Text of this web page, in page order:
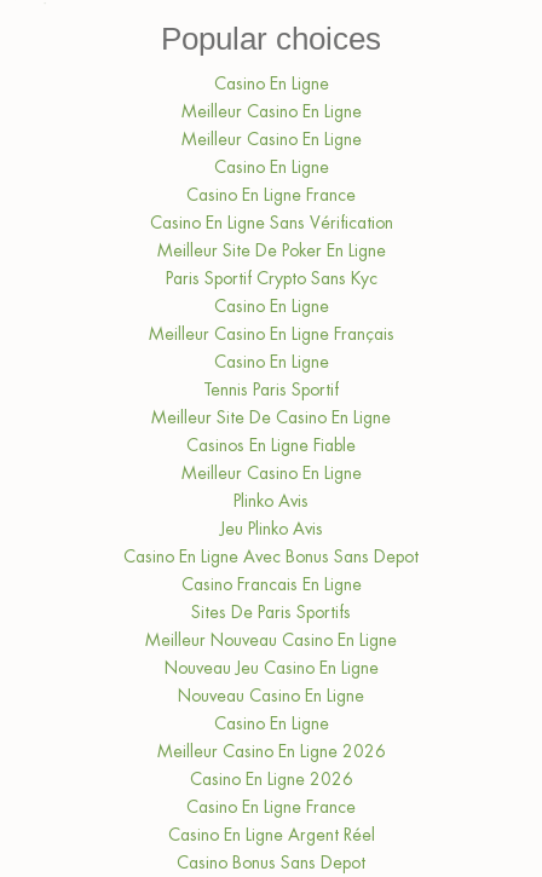
Popular choices
Casino En Ligne
Meilleur Casino En Ligne
Meilleur Casino En Ligne
Casino En Ligne
Casino En Ligne France
Casino En Ligne Sans Vérification
Meilleur Site De Poker En Ligne
Paris Sportif Crypto Sans Kyc
Casino En Ligne
Meilleur Casino En Ligne Français
Casino En Ligne
Tennis Paris Sportif
Meilleur Site De Casino En Ligne
Casinos En Ligne Fiable
Meilleur Casino En Ligne
Plinko Avis
Jeu Plinko Avis
Casino En Ligne Avec Bonus Sans Depot
Casino Francais En Ligne
Sites De Paris Sportifs
Meilleur Nouveau Casino En Ligne
Nouveau Jeu Casino En Ligne
Nouveau Casino En Ligne
Casino En Ligne
Meilleur Casino En Ligne 2026
Casino En Ligne 2026
Casino En Ligne France
Casino En Ligne Argent Réel
Casino Bonus Sans Depot